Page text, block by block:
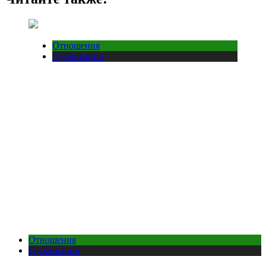
Отношения
Публикации
Отношения
Публикации